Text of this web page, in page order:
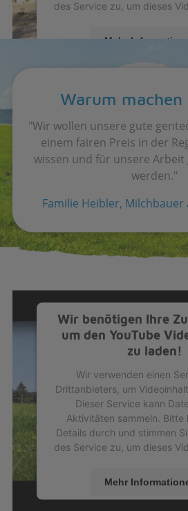
des Service zu, um dieses
Mehr
powered by
Warum machen
"Wir wollen unsere gute
einem fairen Preis in der
wissen und für unsere
werden."
Familie Heibler, Milchbauer
Wir benötigen Ihre
um den YouTube
zu laden!
Wir verwenden einen
Drittanbieters, um
Dieser Service kann
Aktivitäten sammeln. Bitte
Details durch und stimmen
des Service zu, um dieses
Mehr